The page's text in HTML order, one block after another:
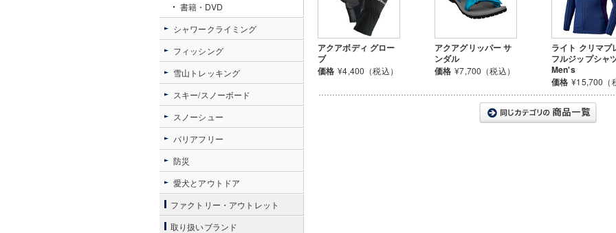
アクアボディ グロー
ブ
価格 ¥4,400（税込）
アクアグリッパー サ
ンダル
価格 ¥7,700（税込）
ライト クリマプ
フルジップシャ
Men's
価格 ¥15,700（
書籍・DVD
シャワークライミング
フィッシング
雪山トレッキング
スキー/スノーボード
スノーシュー
バリアフリー
防災
愛犬とアウトドア
ファクトリー・アウトレット
取り扱いブランド